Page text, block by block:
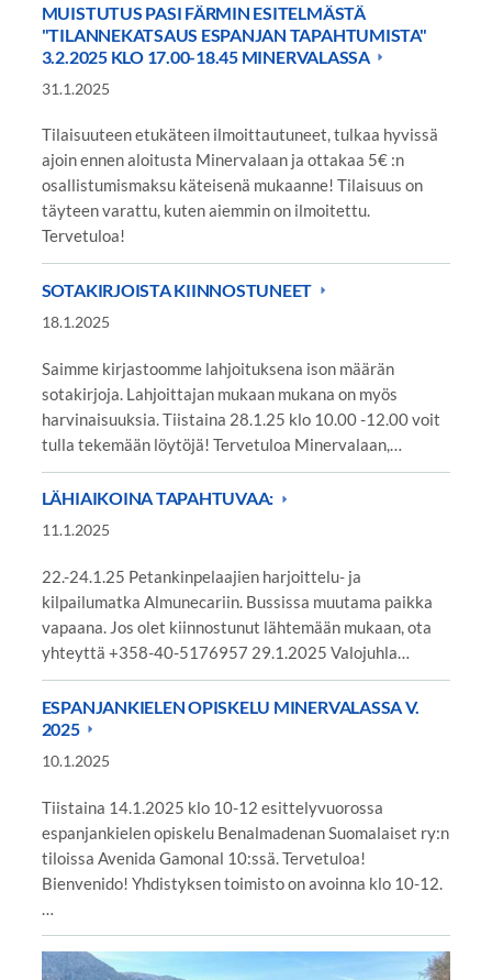
MUISTUTUS PASI FÄRMIN ESITELMÄSTÄ
"TILANNEKATSAUS ESPANJAN TAPAHTUMISTA"
3.2.2025 KLO 17.00-18.45 MINERVALASSA
31.1.2025
Tilaisuuteen etukäteen ilmoittautuneet, tulkaa hyvissä
ajoin ennen aloitusta Minervalaan ja ottakaa 5€ :n
osallistumismaksu käteisenä mukaanne! Tilaisuus on
täyteen varattu, kuten aiemmin on ilmoitettu.
Tervetuloa!
SOTAKIRJOISTA KIINNOSTUNEET
18.1.2025
Saimme kirjastoomme lahjoituksena ison määrän
sotakirjoja. Lahjoittajan mukaan mukana on myös
harvinaisuuksia. Tiistaina 28.1.25 klo 10.00 -12.00 voit
tulla tekemään löytöjä! Tervetuloa Minervalaan,…
LÄHIAIKOINA TAPAHTUVAA:
11.1.2025
22.-24.1.25 Petankinpelaajien harjoittelu- ja
kilpailumatka Almunecariin. Bussissa muutama paikka
vapaana. Jos olet kiinnostunut lähtemään mukaan, ota
yhteyttä +358-40-5176957 29.1.2025 Valojuhla…
ESPANJANKIELEN OPISKELU MINERVALASSA V.
2025
10.1.2025
Tiistaina 14.1.2025 klo 10-12 esittelyvuorossa
espanjankielen opiskelu Benalmadenan Suomalaiset ry:n
tiloissa Avenida Gamonal 10:ssä. Tervetuloa!
Bienvenido! Yhdistyksen toimisto on avoinna klo 10-12.